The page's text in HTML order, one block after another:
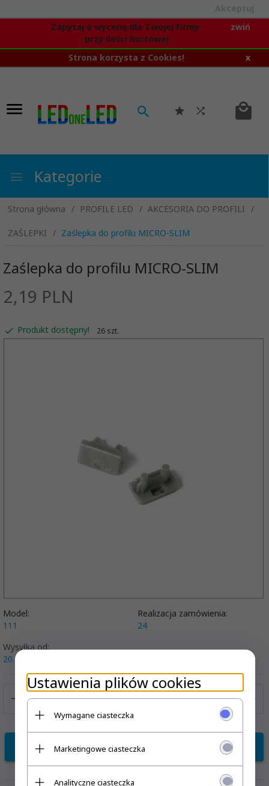
Zapytaj o wycenę dla Twojej Firmy
przy ilości hurtowej
zwiń
Strona korzysta z Cookies! x
Kategorie
Strona główna PROFILE LED AKCESORIA DO PROFILI
ZAŚLEPKI Zaślepka do profilu MICRO-SLIM
Zaślepka do profilu MICRO-SLIM
2,19 PLN
Produkt dostępny! 26 szt.
Model:
111
Realizacja zamówienia:
24
Wysyłka od:
20.00 PLN
KUP TERAZ!
Ustawienia plików cookies
Wymagane ciasteczka
Marketingowe ciasteczka
Analityczne ciasteczka